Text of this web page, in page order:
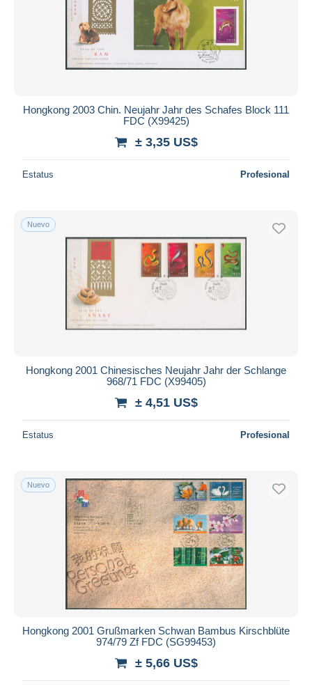
Aplicar
Hongkong 2003 Chin. Neujahr Jahr des Schafes Block 111
FDC (X99425)
± 3,35 US$
Estatus Profesional
Nuevo
Hongkong 2001 Chinesisches Neujahr Jahr der Schlange
968/71 FDC (X99405)
± 4,51 US$
Estatus Profesional
Nuevo
Hongkong 2001 Grußmarken Schwan Bambus Kirschblüte
974/79 Zf FDC (SG99453)
± 5,66 US$